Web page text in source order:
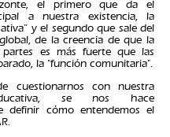
el primero que da el
a nuestra existencia, la
y el segundo que sale del
de la creencia de que la
es más fuerte que las
la "función comunitaria".
cuestionarnos con nuestra
se nos hace
definir cómo entendemos el